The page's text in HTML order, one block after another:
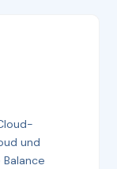
und